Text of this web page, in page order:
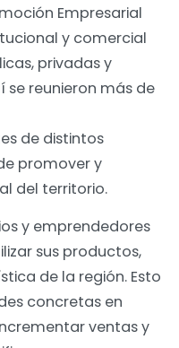
Empresarial
y comercial
privadas y
se reunieron más de
de distintos
promover y
del territorio.
y emprendedores
sus productos,
de la región. Esto
concretas en
ventas y